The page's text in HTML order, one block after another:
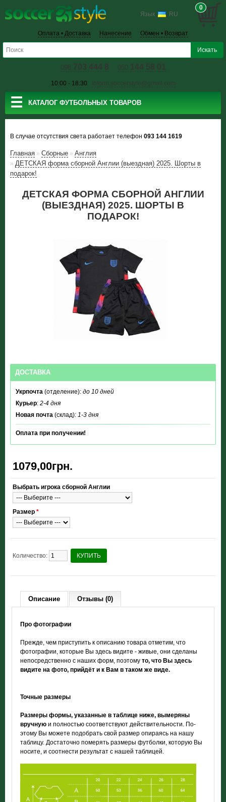
Язык RU
0
Оплата • Доставка Нанесение Обмен • Возврат
098 703 444 8 050 144 58 01
10:00 - 18:30 inform.soccerstyle@gmail.com
☰ КАТАЛОГ ФУТБОЛЬНЫХ ТОВАРОВ
В случае отсутствия света работает телефон 093 144 1619
Главная » Сборные » Англия
» ДЕТСКАЯ форма сборной Англии (выездная) 2025. Шорты в
подарок!
ДЕТСКАЯ ФОРМА СБОРНОЙ АНГЛИИ
(ВЫЕЗДНАЯ) 2025. ШОРТЫ В
ПОДАРОК!
ДОСТАВКА
Укрпочта (отделение): до 10 дней
Курьер: 2-4 дня
Новая почта (склад): 1-3 дня
Оплата при получении!
1079,00грн.
Выбрать игрока сборной Англии
Размер *
Количество: КУПИТЬ
Описание Отзывы (0)
Про фотографии
Прежде, чем приступить к описанию товара отметим, что
фотографии, которые Вы здесь видите - живые, они сделаны
непосредственно с наших форм, поэтомуто, что Вы здесь
видите на фото, прийдёт и к Вам в таком же виде.
Точные размеры
Размеры формы, указанные в таблице ниже, вымеряны
вручную и полностью соответствуют действительности. По-
этому Вы можете подобрать свой размер опираясь на нашу
таблицу. Достаточно померять размеры футболки, которую Вы
носите, и соотнести результат с нашей таблицей.